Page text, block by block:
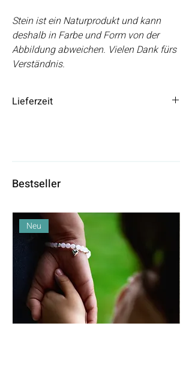
Stein ist ein Naturprodukt und kann
deshalb in Farbe und Form von der
Abbildung abweichen. Vielen Dank fürs
Verständnis.
Lieferzeit
Bestseller
Neu